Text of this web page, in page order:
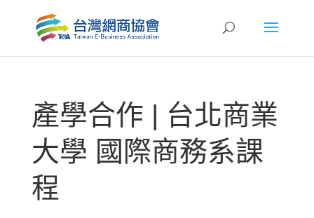
產學合作 | 台北商業
大學 國際商務系課
程